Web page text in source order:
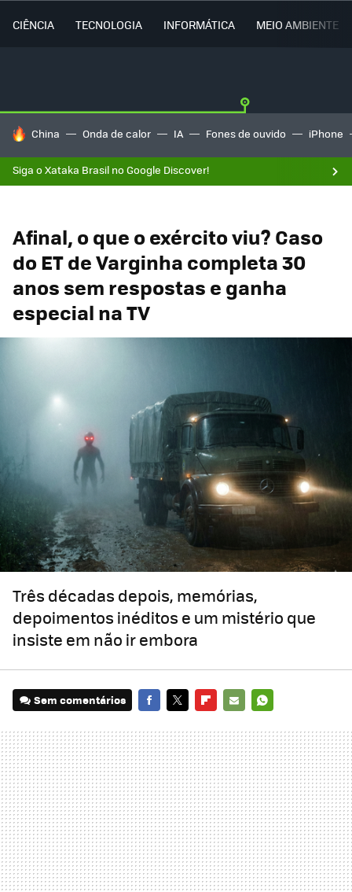
CIÊNCIA TECNOLOGIA INFORMÁTICA MEIO AMBIENTE
TENDÊNCIAS DO DIA
China Onda de calor IA Fones de ouvido iPhone
Siga o Xataka Brasil no Google Discover!
Afinal, o que o exército viu? Caso
do ET de Varginha completa 30
anos sem respostas e ganha
especial na TV
Três décadas depois, memórias,
depoimentos inéditos e um mistério que
insiste em não ir embora
Sem comentários
MAIL